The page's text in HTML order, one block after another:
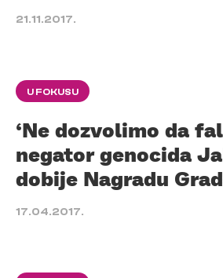
21.11.2017.
U FOKUSU
‘Ne dozvolimo da
negator genocida
dobije Nagradu
17.04.2017.